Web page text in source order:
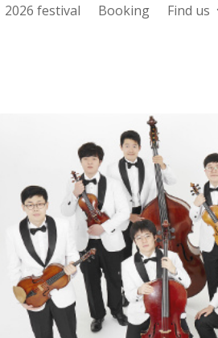
2026 festival Booking Find us